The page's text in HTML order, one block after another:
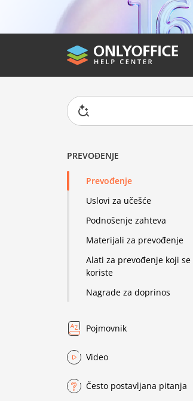
PREVOĐENJE
Prevođenje
Uslovi za učešće
Podnošenje zahteva
Materijali za prevođenje
Alati za prevođenje koji se
koriste
Nagrade za doprinos
Pojmovnik
Video
Često postavljana pitanja